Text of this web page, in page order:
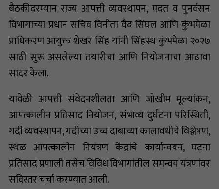
बैठकीदरम्यान राज्य आपत्ती व्यवस्थापन, मदत व पुनर्वसन
विभागाच्या प्रधान सचिव विनीता वैद सिंघल आणि कुंभमेळा
प्राधिकरण आयुक्त शेखर सिंह यांनी सिंहस्थ कुंभमेळा २०२७
साठी सुरू असलेल्या तयारीचा आणि नियोजनाचा आढावा
सादर केला.
यावेळी आपत्ती संवेदनशीलता आणि जोखीम मूल्यांकन,
आपत्कालीन प्रतिसाद नियोजन, संभाव्य दुर्घटना परिस्थिती,
गर्दी व्यवस्थापन, गर्दीच्या उच्च दाबाच्या कालावधीचे विश्लेषण,
स्थळ आपत्कालीन नियंत्रण केंद्रांचे कार्यान्वयन, घटना
प्रतिसाद प्रणाली तसेच विविध विभागांतील समन्वय यंत्रणांवर
सविस्तर चर्चा करण्यात आली.